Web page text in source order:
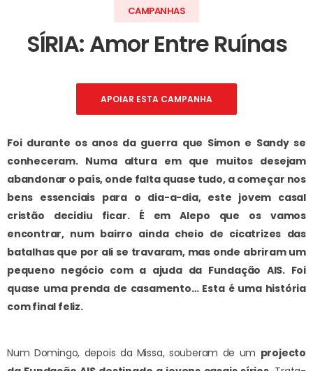
CAMPANHAS
SÍRIA: Amor Entre Ruínas
APOIAR ESTA CAMPANHA
Foi durante os anos da guerra que Simon e Sandy se
conheceram. Numa altura em que muitos desejam
abandonar o país, onde falta quase tudo, a começar nos
bens essenciais para o dia-a-dia, este jovem casal
cristão decidiu ficar. É em Alepo que os vamos
encontrar, num bairro ainda cheio de cicatrizes das
batalhas que por ali se travaram, mas onde abriram um
pequeno negócio com a ajuda da Fundação AIS. Foi
quase uma prenda de casamento… Esta é uma história
com final feliz.
Num Domingo, depois da Missa, souberam de um projecto